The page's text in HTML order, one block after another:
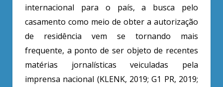
internacional para o país, a busca pelo
casamento como meio de obter a autorização
de residência vem se tornando mais
frequente, a ponto de ser objeto de recentes
matérias jornalísticas veiculadas pela
imprensa nacional (KLENK, 2019; G1 PR, 2019;